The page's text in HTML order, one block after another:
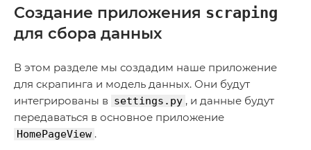
Создание приложения scraping
для сбора данных
В этом разделе мы создадим наше приложение
для скрапинга и модель данных. Они будут
интегрированы в settings.py , и данные будут
передаваться в основное приложение
HomePageView .